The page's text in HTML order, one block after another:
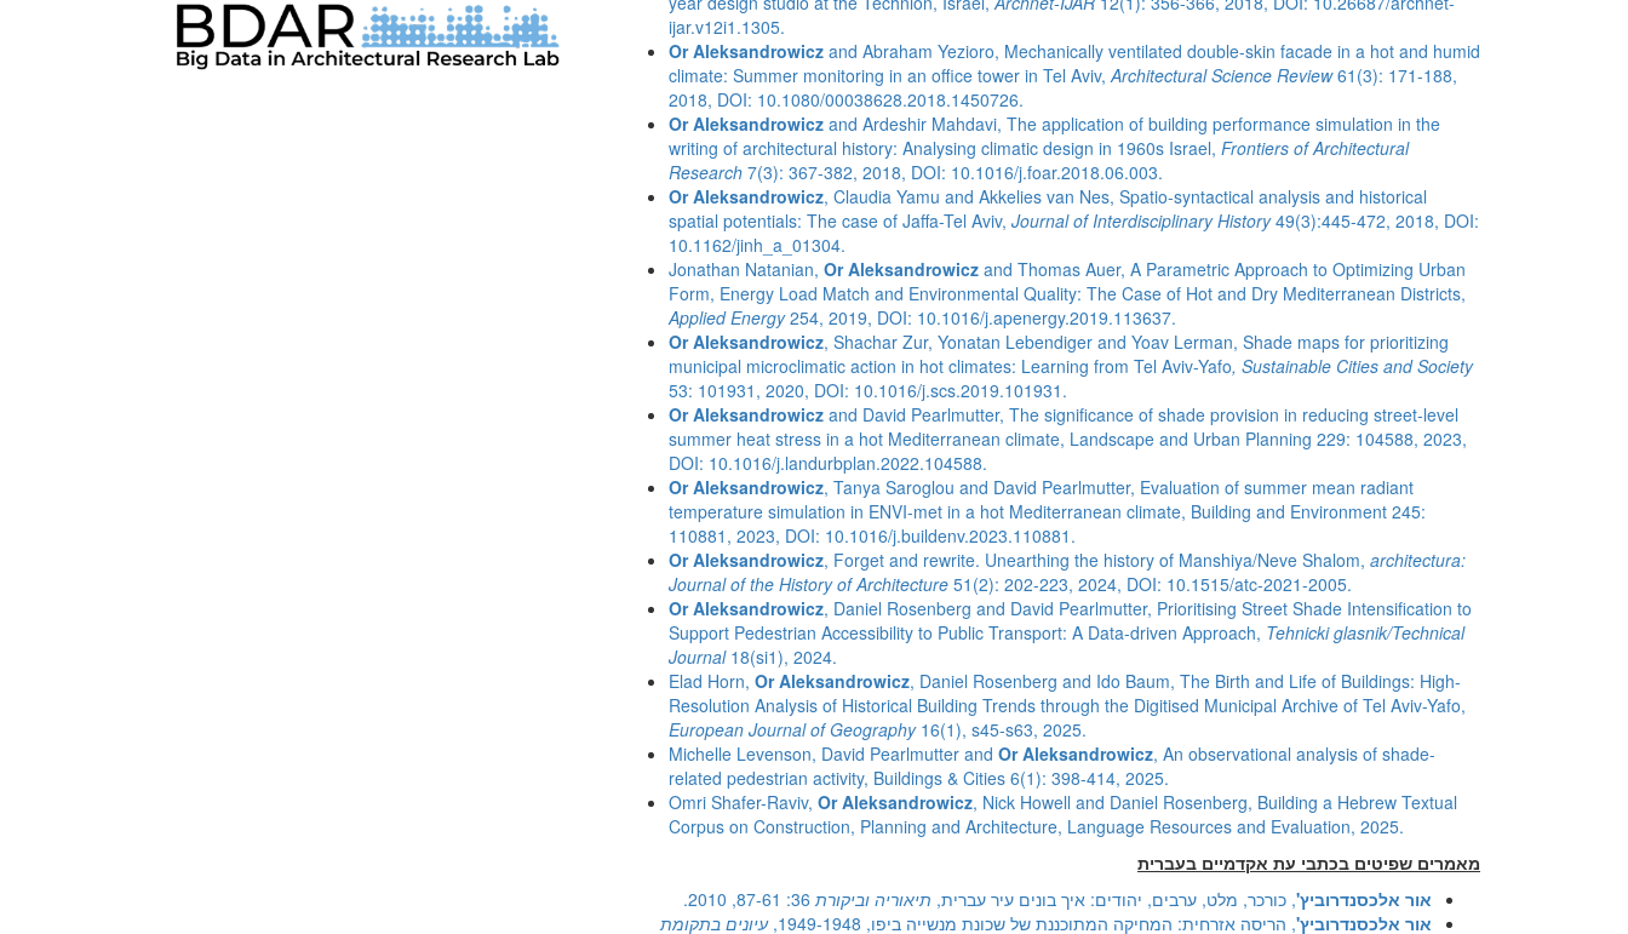
ijar.v12i1.1305.
Or Aleksandrowicz and Abraham Yezioro, Mechanically ventilated double-skin facade in a hot and humid
climate: Summer monitoring in an office tower in Tel Aviv,Architectural Science Review61(3): 171-188,
2018, DOI: 10.1080/00038628.2018.1450726.
Or Aleksandrowicz and Ardeshir Mahdavi, The application of building performance simulation in the
writing of architectural history: Analysing climatic design in 1960s Israel, Frontiers of Architectural
Research 7(3): 367-382, 2018, DOI: 10.1016/j.foar.2018.06.003.
Or Aleksandrowicz, Claudia Yamu and Akkelies van Nes, Spatio-syntactical analysis and historical
spatial potentials: The case of Jaffa-Tel Aviv, Journal of Interdisciplinary History49(3):445-472, 2018, DOI:
10.1162/jinh_a_01304.
Jonathan Natanian, Or Aleksandrowicz and Thomas Auer, A Parametric Approach to Optimizing Urban
Form, Energy Load Match and Environmental Quality: The Case of Hot and Dry Mediterranean Districts,
Applied Energy254, 2019, DOI: 10.1016/j.apenergy.2019.113637.
Or Aleksandrowicz, Shachar Zur, Yonatan Lebendiger and Yoav Lerman, Shade maps for prioritizing
municipal microclimatic action in hot climates: Learning from Tel Aviv-Yafo, Sustainable Cities and Society
53: 101931, 2020, DOI: 10.1016/j.scs.2019.101931.
Or Aleksandrowicz and David Pearlmutter, The significance of shade provision in reducing street-level
summer heat stress in a hot Mediterranean climate, Landscape and Urban Planning 229: 104588, 2023,
DOI: 10.1016/j.landurbplan.2022.104588.
Or Aleksandrowicz, Tanya Saroglou and David Pearlmutter, Evaluation of summer mean radiant
temperature simulation in ENVI-met in a hot Mediterranean climate, Building and Environment 245:
110881, 2023, DOI: 10.1016/j.buildenv.2023.110881.
Or Aleksandrowicz, Forget and rewrite. Unearthing the history of Manshiya/Neve Shalom, architectura:
Journal of the History of Architecture 51(2): 202-223, 2024, DOI: 10.1515/atc-2021-2005.
Or Aleksandrowicz, Daniel Rosenberg and David Pearlmutter, Prioritising Street Shade Intensification to
Support Pedestrian Accessibility to Public Transport: A Data-driven Approach, Tehnicki glasnik/Technical
Journal18(si1), 2024.
Elad Horn, Or Aleksandrowicz, Daniel Rosenberg and Ido Baum, The Birth and Life of Buildings: High-
Resolution Analysis of Historical Building Trends through the Digitised Municipal Archive of Tel Aviv-Yafo,
European Journal of Geography16(1), s45-s63, 2025.
Michelle Levenson, David Pearlmutter and Or Aleksandrowicz, An observational analysis of shade-
related pedestrian activity, Buildings & Cities 6(1): 398-414, 2025.
Omri Shafer-Raviv, Or Aleksandrowicz, Nick Howell and Daniel Rosenberg, Building a Hebrew Textual
Corpus on Construction, Planning and Architecture, Language Resources and Evaluation, 2025.
מאמרים שפיטים בכתבי עת אקדמיים בעברית
אור אלכסנדרוביץ', כורכר, מלט, ערבים, יהודים: איך בונים עיר עברית, תיאוריה וביקורת 36: 87-61, 2010.
אור אלכסנדרוביץ', הריסה אזרחית: המחיקה המתוכננת של שכונת מנשייה ביפו, 1949-1948,
עיונים בתקומת